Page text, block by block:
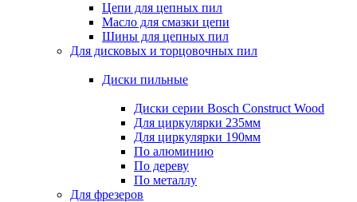
Цепи для цепных пил
Масло для смазки цепи
Шины для цепных пил
Для дисковых и торцовочных пил
Диски пильные
Диски серии Bosch Construct Wood
Для циркулярки 235мм
Для циркулярки 190мм
По алюминию
По дереву
По металлу
Для фрезеров